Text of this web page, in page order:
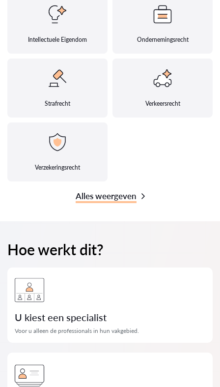
Intellectuele Eigendom Ondernemingsrecht
Strafrecht Verkeersrecht
Verzekeringsrecht
Alles weergeven
Hoe werkt dit?
U kiest een specialist
Voor u alleen de professionals in hun vakgebied.